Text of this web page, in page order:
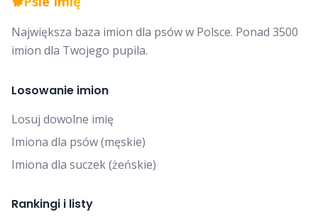
Największa baza imion dla psów w Polsce. Ponad 3500
imion dla Twojego pupila.
Losowanie imion
Losuj dowolne imię
Imiona dla psów (męskie)
Imiona dla suczek (żeńskie)
Rankingi i listy